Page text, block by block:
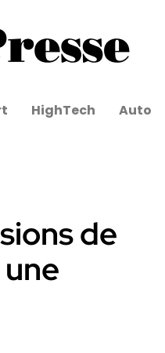
HighTech Auto
de